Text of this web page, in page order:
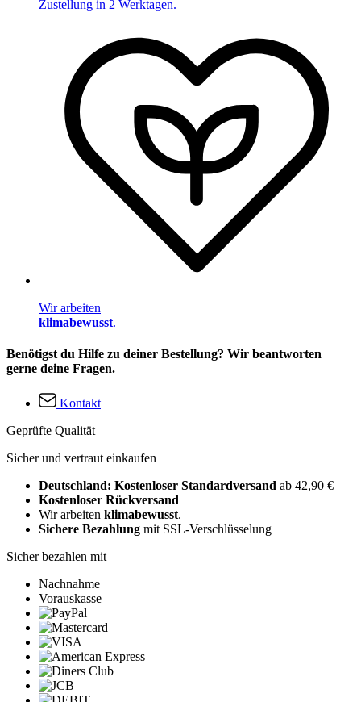
Zustellung in 2 Werktagen.
Wir arbeiten
klimabewusst.
Benötigst du Hilfe zu deiner Bestellung? Wir beantworten
gerne deine Fragen.
Kontakt
Geprüfte Qualität
Sicher und vertraut einkaufen
Deutschland: Kostenloser Standardversand ab 42,90 €
Kostenloser Rückversand
Wir arbeiten klimabewusst.
Sichere Bezahlung mit SSL-Verschlüsselung
Sicher bezahlen mit
Nachnahme
Vorauskasse